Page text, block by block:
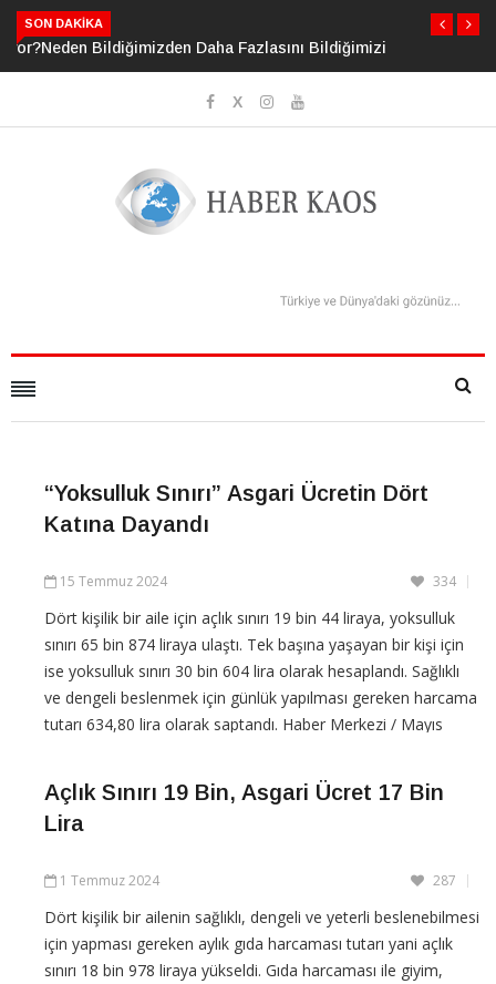
SON DAKIKA
Neden Bildiğimizden Daha Fazlasını Bildiğimizi Sanıyoruz?
“Yoksulluk Sınırı” Asgari Ücretin Dört
Katına Dayandı
15 Temmuz 2024 334
Dört kişilik bir aile için açlık sınırı 19 bin 44 liraya, yoksulluk
sınırı 65 bin 874 liraya ulaştı. Tek başına yaşayan bir kişi için
ise yoksulluk sınırı 30 bin 604 lira olarak hesaplandı. Sağlıklı
ve dengeli beslenmek için günlük yapılması gereken harcama
tutarı 634,80 lira olarak saptandı. Haber Merkezi / Mayıs
Açlık Sınırı 19 Bin, Asgari Ücret 17 Bin
Lira
1 Temmuz 2024 287
Dört kişilik bir ailenin sağlıklı, dengeli ve yeterli beslenebilmesi
için yapması gereken aylık gıda harcaması tutarı yani açlık
sınırı 18 bin 978 liraya yükseldi. Gıda harcaması ile giyim,